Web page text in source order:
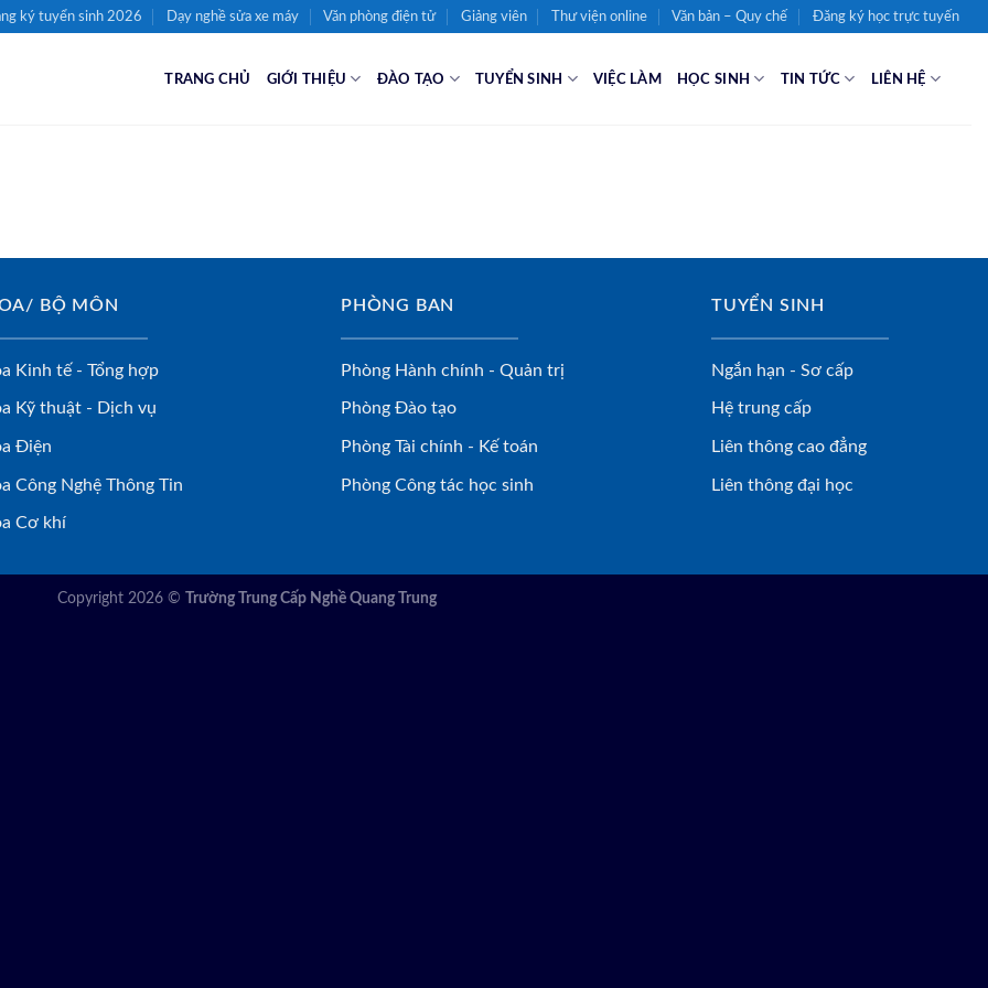
ký tuyển sinh 2026 Dạy nghề sửa xe máy Văn phòng điện tử Giảng viên Thư viện online Văn bản – Quy chế Đăng ký học trực tuyến
TRANG CHỦ GIỚI THIỆU ĐÀO TẠO TUYỂN SINH VIỆC LÀM HỌC SINH TIN TỨC LIÊN HỆ
BỘ MÔN
Kinh tế - Tổng hợp
Kỹ thuật - Dịch vụ
Điện
Công Nghệ Thông Tin
Cơ khí
PHÒNG BAN
Phòng Hành chính - Quản trị
Phòng Đào tạo
Phòng Tài chính - Kế toán
Phòng Công tác học sinh
TUYỂN SINH
Ngắn hạn - Sơ cấp
Hệ trung cấp
Liên thông cao đẳng
Liên thông đại học
Copyright 2026 © Trường Trung Cấp Nghề Quang Trung